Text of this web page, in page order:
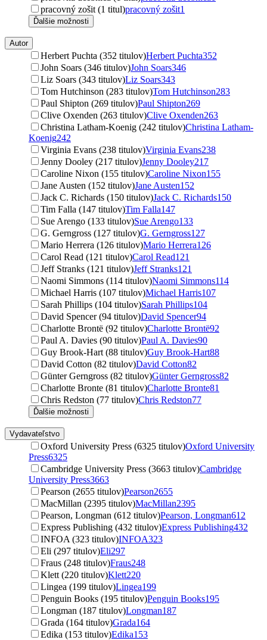
pracovný zošit (1 titul)pracovný zošit1
Ďalšie možnosti
Autor
Herbert Puchta (352 titulov)Herbert Puchta352
John Soars (346 titulov)John Soars346
Liz Soars (343 titulov)Liz Soars343
Tom Hutchinson (283 titulov)Tom Hutchinson283
Paul Shipton (269 titulov)Paul Shipton269
Clive Oxenden (263 titulov)Clive Oxenden263
Christina Latham-Koenig (242 titulov)Christina Latham-
Koenig242
Virginia Evans (238 titulov)Virginia Evans238
Jenny Dooley (217 titulov)Jenny Dooley217
Caroline Nixon (155 titulov)Caroline Nixon155
Jane Austen (152 titulov)Jane Austen152
Jack C. Richards (150 titulov)Jack C. Richards150
Tim Falla (147 titulov)Tim Falla147
Sue Arengo (133 titulov)Sue Arengo133
G. Gerngross (127 titulov)G. Gerngross127
Mario Herrera (126 titulov)Mario Herrera126
Carol Read (121 titulov)Carol Read121
Jeff Stranks (121 titulov)Jeff Stranks121
Naomi Simmons (114 titulov)Naomi Simmons114
Michael Harris (107 titulov)Michael Harris107
Sarah Phillips (104 titulov)Sarah Phillips104
David Spencer (94 titulov)David Spencer94
Charlotte Brontë (92 titulov)Charlotte Brontë92
Paul A. Davies (90 titulov)Paul A. Davies90
Guy Brook-Hart (88 titulov)Guy Brook-Hart88
David Cotton (82 titulov)David Cotton82
Günter Gerngross (82 titulov)Günter Gerngross82
Charlotte Bronte (81 titulov)Charlotte Bronte81
Chris Redston (77 titulov)Chris Redston77
Ďalšie možnosti
Vydavateľstvo
Oxford University Press (6325 titulov)Oxford University
Press6325
Cambridge University Press (3663 titulov)Cambridge
University Press3663
Pearson (2655 titulov)Pearson2655
MacMillan (2395 titulov)MacMillan2395
Pearson, Longman (612 titulov)Pearson, Longman612
Express Publishing (432 titulov)Express Publishing432
INFOA (323 titulov)INFOA323
Eli (297 titulov)Eli297
Fraus (248 titulov)Fraus248
Klett (220 titulov)Klett220
Lingea (199 titulov)Lingea199
Penguin Books (195 titulov)Penguin Books195
Longman (187 titulov)Longman187
Grada (164 titulov)Grada164
Edika (153 titulov)Edika153